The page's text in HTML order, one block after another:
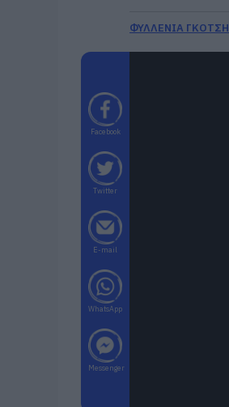
ΦΥΛΛΕΝΙΑ ΓΚΟΤΣΗ
Facebook
Twitter
E-mail
WhatsApp
Messenger